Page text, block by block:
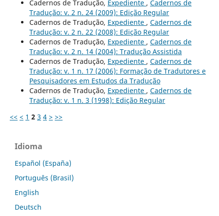
Cadernos de Tradução, Expediente , Cadernos de
Tradução: v. 2 n. 24 (2009): Edição Regular
Cadernos de Tradução, Expediente , Cadernos de
Tradução: v. 2 n. 22 (2008): Edição Regular
Cadernos de Tradução, Expediente , Cadernos de
Tradução: v. 2 n. 14 (2004): Tradução Assistida
Cadernos de Tradução, Expediente , Cadernos de
Tradução: v. 1 n. 17 (2006): Formação de Tradutores e
Pesquisadores em Estudos da Tradução
Cadernos de Tradução, Expediente , Cadernos de
Tradução: v. 1 n. 3 (1998): Edição Regular
<< < 1 2 3 4 > >>
Idioma
Español (España)
Português (Brasil)
English
Deutsch